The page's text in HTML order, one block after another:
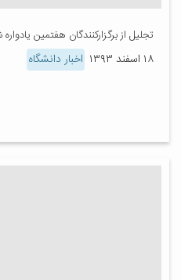
تجلیل از برگزار‌کنندگان هفتمین
۱۸ اسفند ۱۳۹۳ اخبار دانشگاه